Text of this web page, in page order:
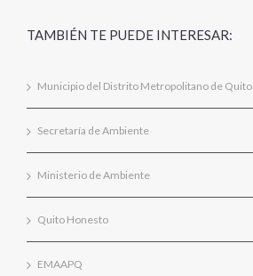
TAMBIÉN TE PUEDE INTERESAR:
Municipio del Distrito Metropolitano de Quito
Secretaría de Ambiente
Ministerio de Ambiente
Quito Honesto
EMAAPQ